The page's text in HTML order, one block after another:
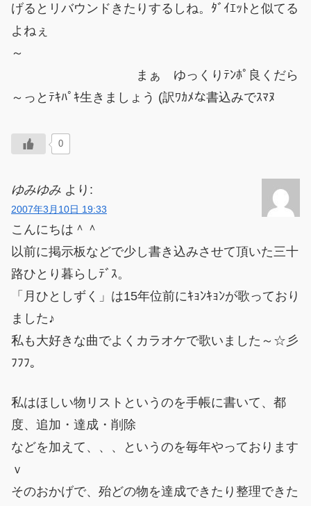
げるとリバウンドきたりするしね。ﾀﾞｲｴｯﾄと似てる
よねぇ
～
まぁ ゆっくりﾃﾝﾎﾟ良くだら
～っとﾃｷﾊﾟｷ生きましょう (訳ﾜｶﾒな書込みでｽﾏﾇ
0
ゆみゆみ より:
2007年3月10日 19:33
こんにちは＾＾
以前に掲示板などで少し書き込みさせて頂いた三十
路ひとり暮らしﾃﾞｽ。
「月ひとしずく」は15年位前にｷｮﾝｷｮﾝが歌っており
ました♪
私も大好きな曲でよくカラオケで歌いました～☆彡
ﾌﾌﾌ。
私はほしい物リストというのを手帳に書いて、都
度、追加・達成・削除
などを加えて、、、というのを毎年やっております
ｖ
そのおかげで、殆どの物を達成できたり整理できた